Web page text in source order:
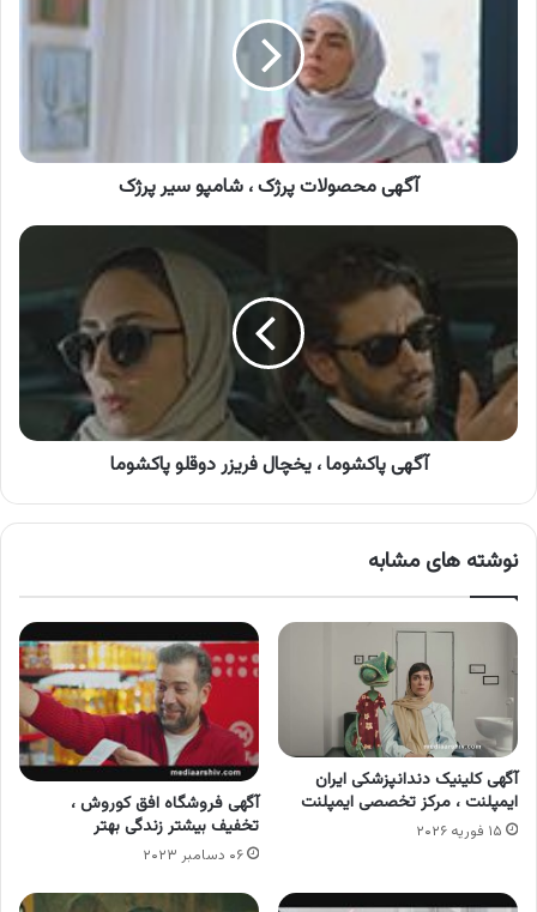
آگهی محصولات پرژک ، شامپو سیر پرژک
آگهی
فریزر
دوقلو
پاکشوما
آگهی پاکشوما ، یخچال فریزر دوقلو پاکشوما
نوشته های مشابه
آگهی کلینیک دندانپزشکی ایران
ایمپلنت ، مرکز تخصصی ایمپلنت
۱۵ فوریه ۲۰۲۶
آگهی فروشگاه افق کوروش ،
تخفیف بیشتر زندگی بهتر
۰۶ دسامبر ۲۰۲۳